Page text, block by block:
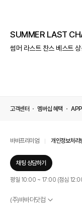
SUMMER LAST
썸머 라스트 찬스 베스트
고객센터 멤버십 혜택
바바프리미엄 개인정보처리
채팅 상담하기
평일 10:00 ~ 17:00 (점심
(주)바바더닷컴